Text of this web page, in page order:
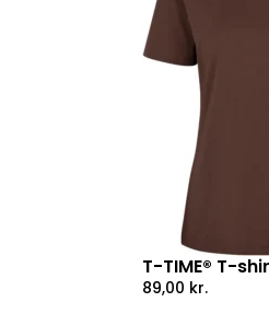
T-TIME® T-
89,00 kr.